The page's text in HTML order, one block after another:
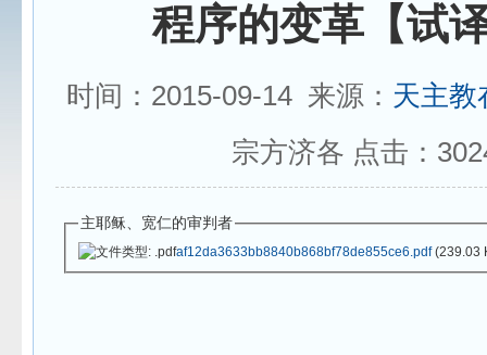
程序的变革【试
时间：2015-09-14 来源： 天主教
宗方济各 点击：
主耶稣、宽仁的审判者
af12da3633bb8840b868bf78de855ce6.pdf(239.03